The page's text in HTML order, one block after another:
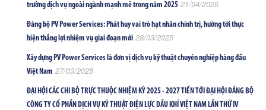
trường dịch vụ ngoài ngành mạnh mẽ trong năm 2025 21/04/2025
Đảng bộ PV Power Services: Phát huy vai trò hạt nhân chính trị, hướng tới thực
hiện thắng lợi nhiệm vụ giai đoạn mới 28/03/2025
Xây dựng PV Power Services là đơn vị dịch vụ kỹ thuật chuyên nghiệp hàng đầu
Việt Nam 27/03/2025
ĐẠI HỘI CÁC CHI BỘ TRỰC THUỘC NHIỆM KỲ 2025 - 2027 TIẾN TỚI ĐẠI HỘI ĐẢNG BỘ
CÔNG TY CỔ PHẦN DỊCH VỤ KỸ THUẬT ĐIỆN LỰC DẦU KHÍ VIỆT NAM LẦN THỨ IV